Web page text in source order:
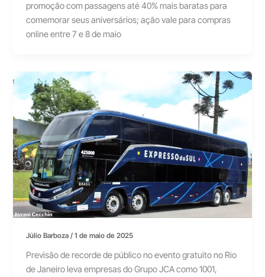
promoção com passagens até 40% mais baratas para
comemorar seus aniversários; ação vale para compras
online entre 7 e 8 de maio
Júlio Barboza/1 de maio de 2025
Previsão de recorde de público no evento gratuito no Rio
de Janeiro leva empresas do Grupo JCA como 1001,